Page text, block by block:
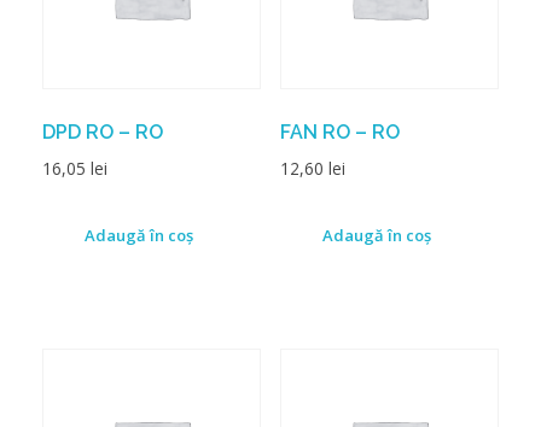
DPD RO – RO
16,05 lei
Adaugă în coș
FAN RO – RO
12,60 lei
Adaugă în coș